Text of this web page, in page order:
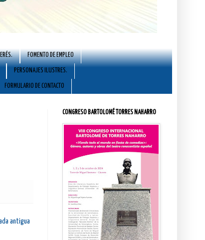
FOMENTO DE EMPLEO
PERSONAJES ILUSTRES.
FORMULARIO DE CONTACTO
antigua
CONGRESO BARTOLOMÉ TORRES NAHARRO